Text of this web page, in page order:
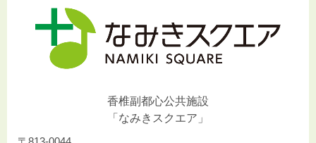
香椎副都心公共施設
「なみきスクエア」